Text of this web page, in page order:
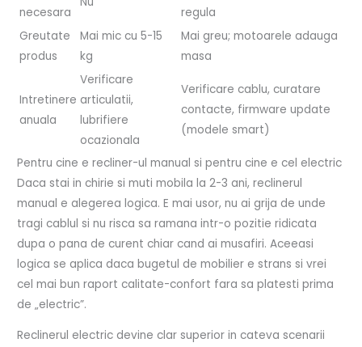
necesara
regula
Greutate
produs
Mai mic cu 5-15
kg
Mai greu; motoarele adauga
masa
Intretinere
anuala
Verificare
articulatii,
lubrifiere
ocazionala
Verificare cablu, curatare
contacte, firmware update
(modele smart)
Pentru cine e recliner-ul manual si pentru cine e cel electric
Daca stai in chirie si muti mobila la 2-3 ani, reclinerul
manual e alegerea logica. E mai usor, nu ai grija de unde
tragi cablul si nu risca sa ramana intr-o pozitie ridicata
dupa o pana de curent chiar cand ai musafiri. Aceeasi
logica se aplica daca bugetul de mobilier e strans si vrei
cel mai bun raport calitate-confort fara sa platesti prima
de „electric”.
Reclinerul electric devine clar superior in cateva scenarii